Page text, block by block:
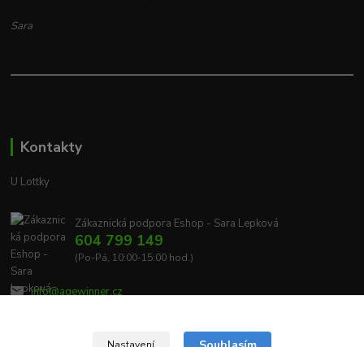
Sara
Kontakty
U Lottky
Zákaznická podpora Eshop - Sara Lepková
604 799 149
(Po-Pá, 10:00-15:00 hod.)
info@agewinner.cz